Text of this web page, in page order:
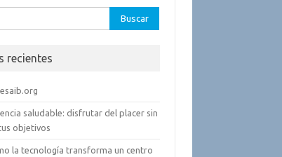
recientes
saludable: disfrutar del placer sin
objetivos
la tecnología transforma un centro